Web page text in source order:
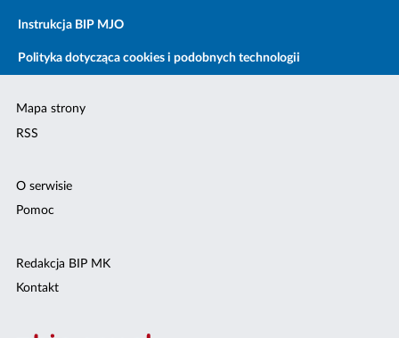
Instrukcja BIP MJO
Polityka dotycząca cookies i podobnych technologii
Mapa strony
RSS
O serwisie
Pomoc
Redakcja BIP MK
Kontakt